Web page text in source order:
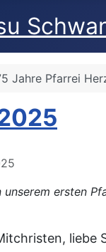
Jahre Pfarrei
unserem ersten
liebe